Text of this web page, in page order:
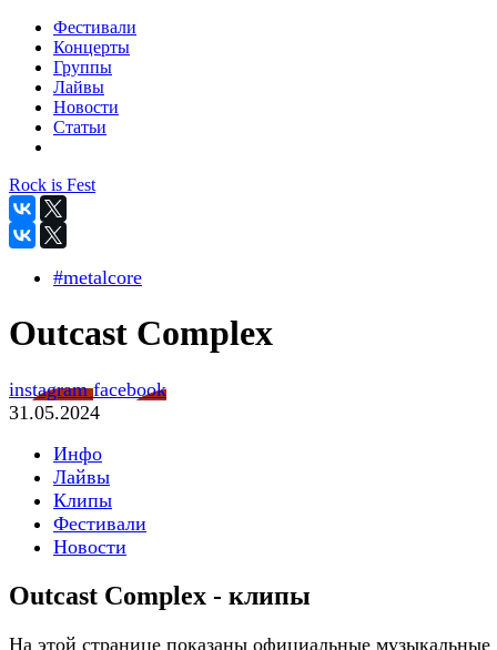
Фестивали
Концерты
Группы
Лайвы
Новости
Статьи
Rock is Fest
#metalcore
Outcast Complex
instagramfacebook
31.05.2024
Инфо
Лайвы
Клипы
Фестивали
Новости
Outcast Complex - клипы
На этой странице показаны официальные музыкальные